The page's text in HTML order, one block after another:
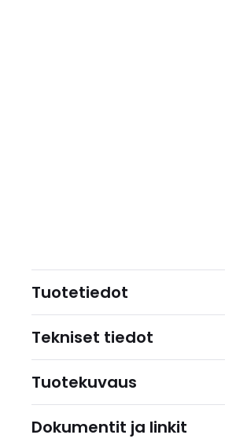
Tuotetiedot
Tekniset tiedot
Tuotekuvaus
Dokumentit ja linkit